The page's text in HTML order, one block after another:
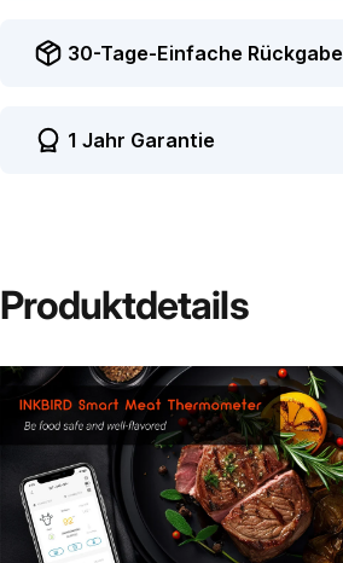
30-Tage-Einfache Rückgabe
1 Jahr Garantie
Produktdetails